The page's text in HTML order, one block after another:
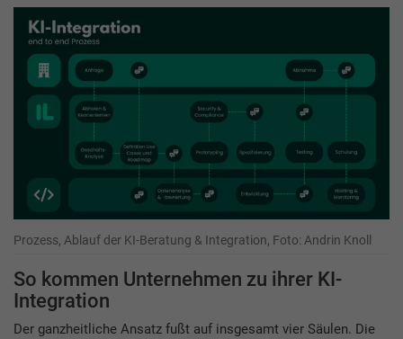
Prozess, Ablauf der KI-Beratung & Integration, Foto: Andrin Knoll
So kommen Unternehmen zu ihrer KI-
Integration
Der ganzheitliche Ansatz fußt auf insgesamt vier Säulen. Die